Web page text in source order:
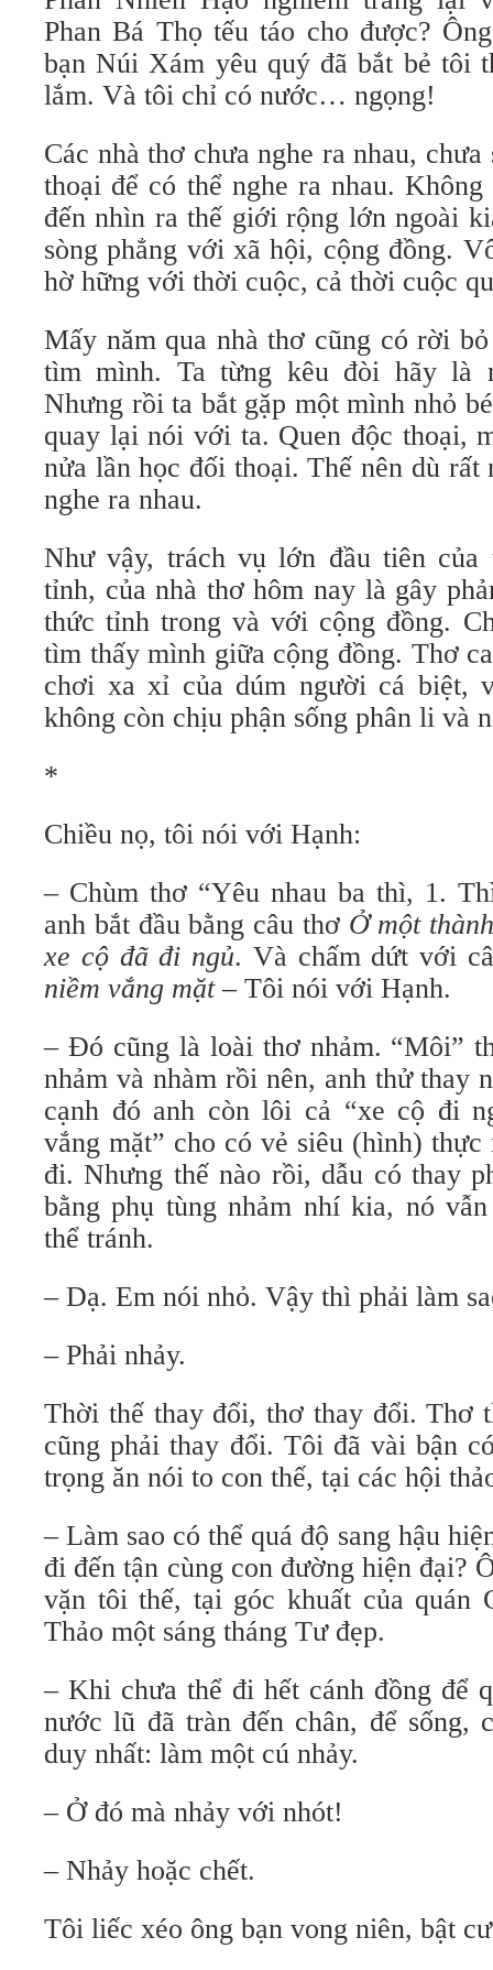
Phan Bá Thọ tếu táo cho được?
bạn Núi Xám yêu quý đã bắt bẻ tôi
lắm. Và tôi chỉ có nước… ngọng!
Các nhà thơ chưa nghe ra nhau,
thoại để có thể nghe ra nhau.
đến nhìn ra thế giới rộng lớn ngoài
sòng phẳng với xã hội, cộng đồng.
hờ hững với thời cuộc, cả thời cuộc
Mấy năm qua nhà thơ cũng có rời
tìm mình. Ta từng kêu đòi hãy là
Nhưng rồi ta bắt gặp một mình nhỏ
quay lại nói với ta. Quen độc thoại,
nửa lần học đối thoại. Thế nên dù rất
nghe ra nhau.
Như vậy, trách vụ lớn đầu tiên của
tỉnh, của nhà thơ hôm nay là gây
thức tỉnh trong và với cộng đồng.
tìm thấy mình giữa cộng đồng. Thơ
chơi xa xỉ của dúm người cá biệt,
không còn chịu phận sống phân li và
*
Chiều nọ, tôi nói với Hạnh:
– Chùm thơ “Yêu nhau ba thì, 1.
anh bắt đầu bằng câu thơ Ở một
xe cộ đã đi ngủ. Và chấm dứt với
niềm vắng mặt– Tôi nói với Hạnh.
– Đó cũng là loài thơ nhảm. “Môi”
nhảm và nhàm rồi nên, anh thử thay
cạnh đó anh còn lôi cả “xe cộ đi
vắng mặt” cho có vẻ siêu (hình)
đi. Nhưng thế nào rồi, dẫu có thay
bằng phụ tùng nhảm nhí kia, nó
thể tránh.
– Dạ. Em nói nhỏ. Vậy thì phải làm
– Phải nhảy.
Thời thế thay đổi, thơ thay đổi. Thơ
cũng phải thay đổi. Tôi đã vài bận
trọng ăn nói to con thế, tại các hội
– Làm sao có thể quá độ sang hậu
đi đến tận cùng con đường hiện đại?
vặn tôi thế, tại góc khuất của quán
Thảo một sáng tháng Tư đẹp.
– Khi chưa thể đi hết cánh đồng để
nước lũ đã tràn đến chân, để sống,
duy nhất: làm một cú nhảy.
– Ở đó mà nhảy với nhót!
– Nhảy hoặc chết.
Tôi liếc xéo ông bạn vong niên, bật